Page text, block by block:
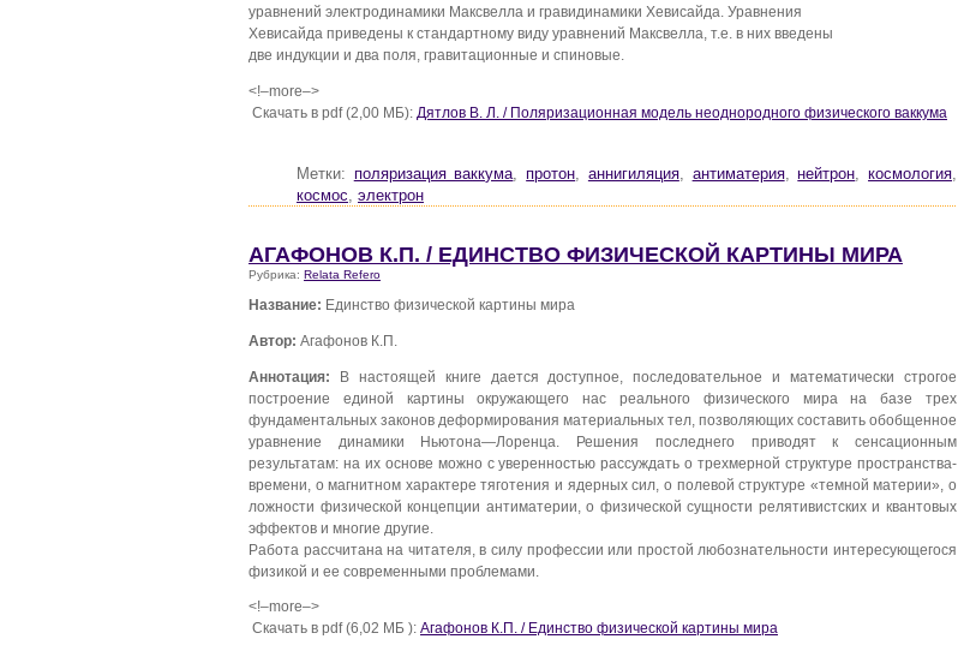
уравнений электродинамики Максвелла и гравидинамики Хевисайда. Уравнения
Хевисайда приведены к стандартному виду уравнений Максвелла, т.е. в них введены
две индукции и два поля, гравитационные и спиновые.
<!–more–>
Скачать в pdf (2,00 МБ): Дятлов В. Л. / Поляризационная модель неоднородного физического ваккума
Метки: поляризация ваккума ,протон аннигиляция, антиматерия,нейтрон ,космология
космос
электрон
АГАФОНОВ К.П. / ЕДИНСТВО ФИЗИЧЕСКОЙ КАРТИНЫ МИРА
Рубрика: Relata Refero
Название: Единство физической картины мира
Автор: Агафонов К.П.
Аннотация: В настоящей книге дается доступное, последовательное и математически строгое
построение единой картины окружающего нас реального физического мира на базе трех
фундаментальных законов деформирования материальных тел, позволяющих составить обобщенное
уравнение динамики Ньютона—Лоренца. Решения последнего приводят к сенсационным
результатам: на их основе можно с уверенностью рассуждать о трехмерной структуре пространства-
времени, о магнитном характере тяготения и ядерных сил, о полевой структуре «темной материи», о
ложности физической концепции антиматерии, о физической сущности релятивистских и квантовых
эффектов и многие другие.
Работа рассчитана на читателя, в силу профессии или простой любознательности интересующегося
физикой и ее современными проблемами.
<!–more–>
Скачать в pdf (6,02 МБ ): Агафонов К.П. / Единство физической картины мира